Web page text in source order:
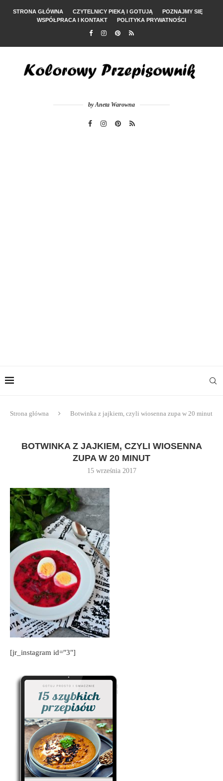
STRONA GŁÓWNA CZYTELNICY PIEKĄ I GOTUJĄ
POZNAJMY SIĘ
WSPÓŁPRACA I KONTAKT
POLITYKA PRYWATNOŚCI
by Aneta Warowna
Strona główna Botwinka z jajkiem, czyli wiosenna zupa w 20 minut
BOTWINKA Z JAJKIEM, CZYLI WIOSENNA
ZUPA W 20 MINUT
15 września 2017
[jr_instagram id="3"]